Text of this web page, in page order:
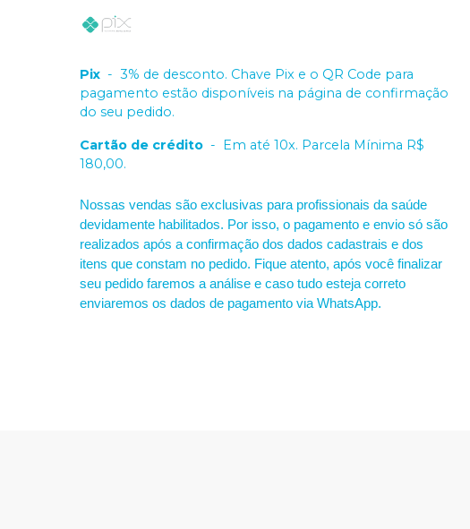
Pix - 3% de desconto. Chave Pix e o QR Code para
pagamento estão disponíveis na página de confirmação
do seu pedido.
Cartão de crédito - Em até 10x. Parcela Mínima R$
180,00.
Nossas vendas são exclusivas para profissionais da saúde
devidamente habilitados. Por isso, o pagamento e envio só são
realizados após a confirmação dos dados cadastrais e dos
itens que constam no pedido. Fique atento, após você finalizar
seu pedido faremos a análise e caso tudo esteja correto
enviaremos os dados de pagamento via WhatsApp.